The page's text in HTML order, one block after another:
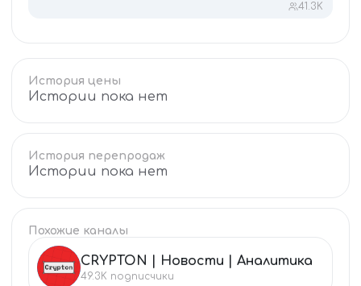
41.3K
История цены
Истории пока нет
История перепродаж
Истории пока нет
Похожие каналы
CR CRYPTON | Новости | Аналитика
49.3K подписчики